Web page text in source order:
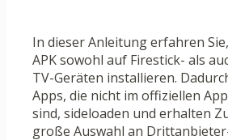
In dieser Anleitung erfahren
APK sowohl auf Firestick- als
TV-Geräten installieren.
Apps, die nicht im offiziellen
sind, sideloaden und erhalten
große Auswahl an